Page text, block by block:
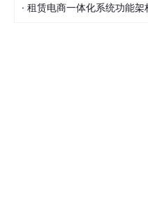
· 租赁电商一体化系统功能